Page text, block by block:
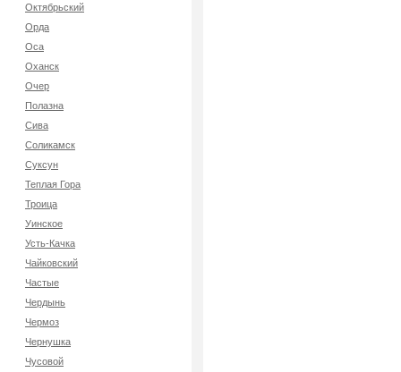
Октябрьский
Орда
Оса
Оханск
Очер
Полазна
Сива
Соликамск
Суксун
Теплая Гора
Троица
Уинское
Усть-Качка
Чайковский
Частые
Чердынь
Чермоз
Чернушка
Чусовой